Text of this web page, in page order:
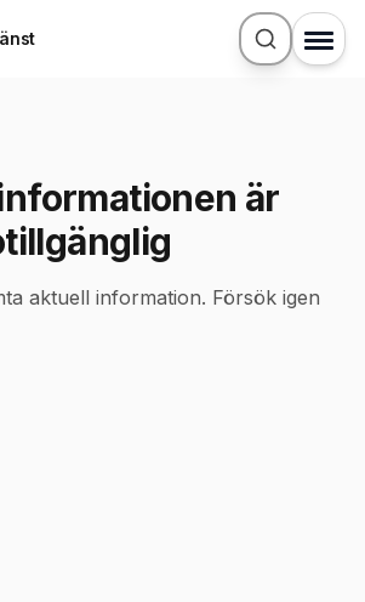
är
aktuell information. Försök igen